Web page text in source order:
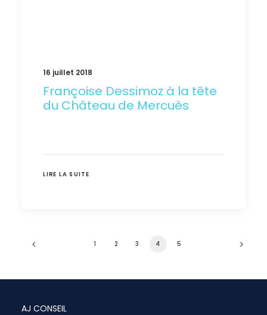
16 juillet 2018
Françoise Dessimoz à la tête
du Château de Mercuès
LIRE LA SUITE
1 2 3 4 5
AJ CONSEIL